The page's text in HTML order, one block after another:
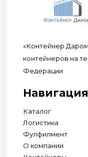
«Контейнер
контейнеров на
Федерации
Навигация
Каталог
Логистика
Фулфилмент
О компании